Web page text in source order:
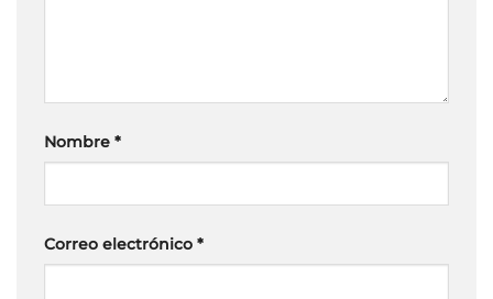
Nombre *
Correo electrónico *